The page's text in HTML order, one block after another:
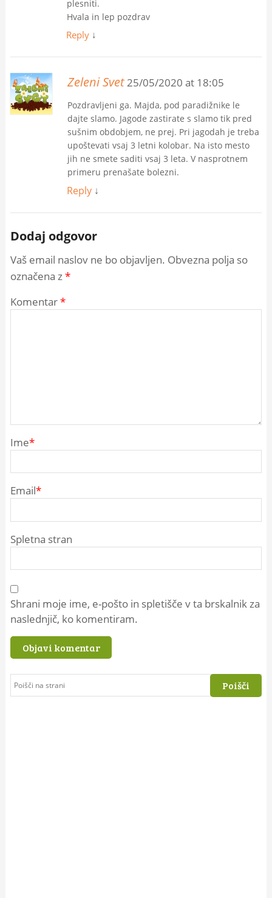
plesniti.
Hvala in lep pozdrav
Reply ↓
Zeleni Svet 25/05/2020 at 18:05
Pozdravljeni ga. Majda, pod paradižnike le
dajte slamo. Jagode zastirate s slamo tik pred
sušnim obdobjem, ne prej. Pri jagodah je treba
upoštevati vsaj 3 letni kolobar. Na isto mesto
jih ne smete saditi vsaj 3 leta. V nasprotnem
primeru prenašate bolezni.
Reply ↓
Dodaj odgovor
Vaš email naslov ne bo objavljen. Obvezna polja so
označena z*
Komentar*
Ime*
Email*
Spletna stran
Shrani moje ime, e-pošto in spletišče v ta brskalnik za
naslednjič, ko komentiram.